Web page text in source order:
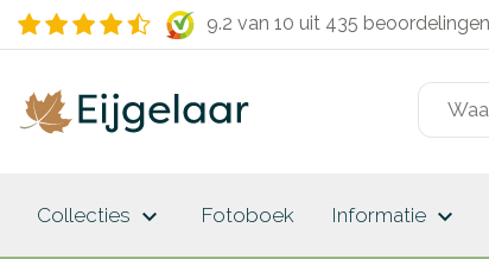
9.2 van 10 uit 435 beoordelingen
Collecties keyboard_arrow_down Fotoboek Informatie keyboard_arrow_down